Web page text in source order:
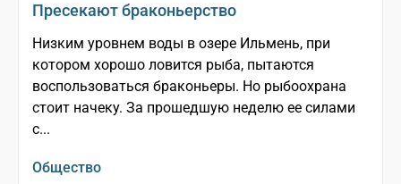
Пресекают браконьерство
Низким уровнем воды в озере Ильмень, при
котором хорошо ловится рыба, пытаются
воспользоваться браконьеры. Но рыбоохрана
стоит начеку. За прошедшую неделю ее силами
с...
Общество